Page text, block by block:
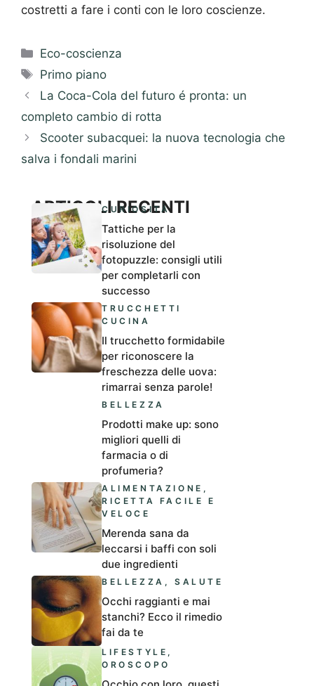
costretti a fare i conti con le loro coscienze.
Categorie
Eco-coscienza
Tag
Primo piano
La Coca-Cola del futuro é pronta: un
completo cambio di rotta
Scooter subacquei: la nuova tecnologia che
salva i fondali marini
ARTICOLI RECENTI
CURIOSITÀ
Tattiche per la
risoluzione del
fotopuzzle: consigli utili
per completarli con
successo
TRUCCHETTI
CUCINA
Il trucchetto formidabile
per riconoscere la
freschezza delle uova:
rimarrai senza parole!
BELLEZZA
Prodotti make up: sono
migliori quelli di
farmacia o di
profumeria?
ALIMENTAZIONE ,
RICETTA FACILE E
VELOCE
Merenda sana da
leccarsi i baffi con soli
due ingredienti
BELLEZZA ,SALUTE
Occhi raggianti e mai
stanchi? Ecco il rimedio
fai da te
LIFESTYLE ,
OROSCOPO